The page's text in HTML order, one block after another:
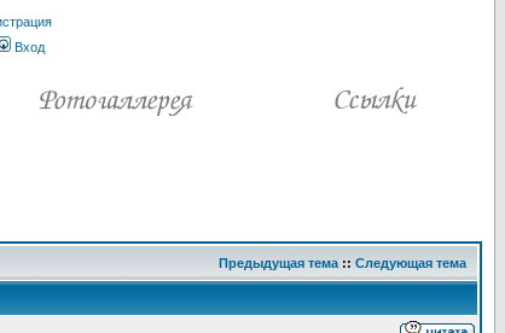
Вход
Предыдущая тема :: Следующая тема